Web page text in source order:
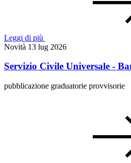
Leggi di più
Novità 13 lug 2026
Servizio Civile Universale -
pubblicazione graduatorie provvisorie